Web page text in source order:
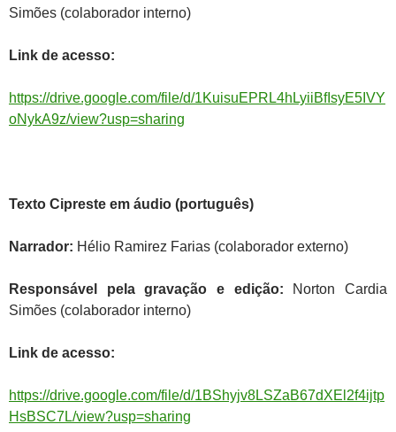
Simões (colaborador interno)
Link de acesso:
https://drive.google.com/file/d/1KuisuEPRL4hLyiiBfIsyE5IVY
oNykA9z/view?usp=sharing
Texto Cipreste em áudio (português)
Narrador: Hélio Ramirez Farias (colaborador externo)
Responsável pela gravação e edição: Norton Cardia
Simões (colaborador interno)
Link de acesso:
https://drive.google.com/file/d/1BShyjv8LSZaB67dXEl2f4ijtp
HsBSC7L/view?usp=sharing